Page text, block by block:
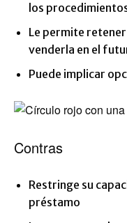
los
Le permite
venderla en el
Puede implicar
Contras
Restringe su
préstamo